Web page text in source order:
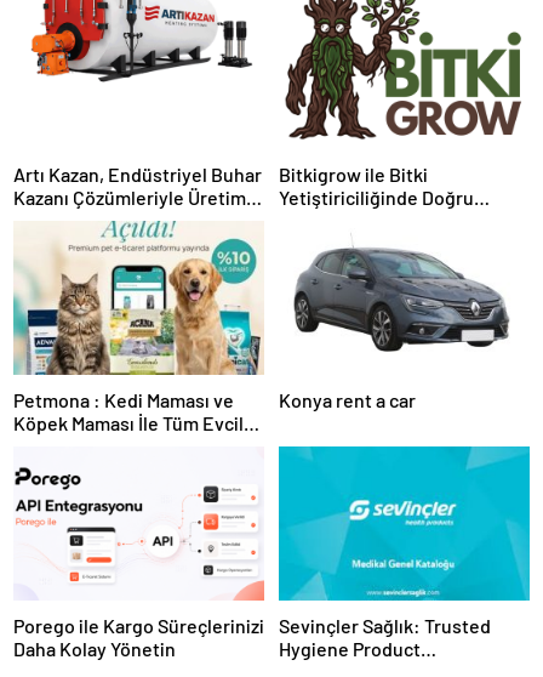
Artı Kazan, Endüstriyel Buhar
Kazanı Çözümleriyle Üretim
Tesislerine Verimli Sistemler
Sunuyor
Bitkigrow ile Bitki
Yetiştiriciliğinde Doğru
Petmona : Kedi Maması ve
Köpek Maması İle Tüm Evcil
Konya rent a car
Porego ile Kargo Süreçlerinizi
Daha Kolay Yönetin
Sevinçler Sağlık: Trusted
Hygiene Product